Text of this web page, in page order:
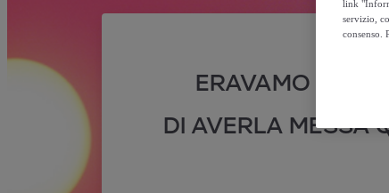
ERAVAMO SICURI
DI AVERLA MESSA
link
servizio,
consenso.